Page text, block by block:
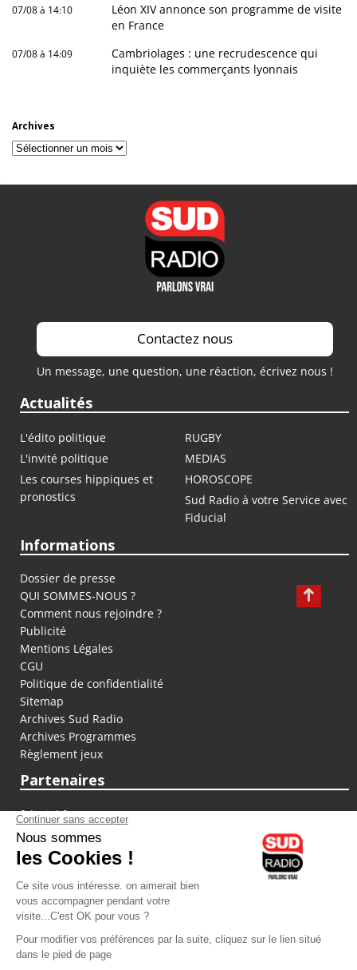
07/08 à 14:10
Léon XIV annonce son programme de visite
en France
07/08 à 14:09
Cambriolages : une recrudescence qui
inquiète les commerçants lyonnais
Archives
Archives
Contactez nous
Un message, une question, une réaction, écrivez nous !
Actualités
L'édito politique
RUGBY
L'invité politique
MEDIAS
Les courses hippiques et
pronostics
HOROSCOPE
Sud Radio à votre Service avec
Fiducial
Informations
Dossier de presse
QUI SOMMES-NOUS ?
Comment nous rejoindre ?
Publicité
Mentions Légales
CGU
Politique de confidentialité
Sitemap
Archives Sud Radio
Archives Programmes
Règlement jeux
Partenaires
fiducial.fr
lyoncapitale.fr
olympique-et-lyonnais.com
L'application Iphone / Android
Téléchargez l'application